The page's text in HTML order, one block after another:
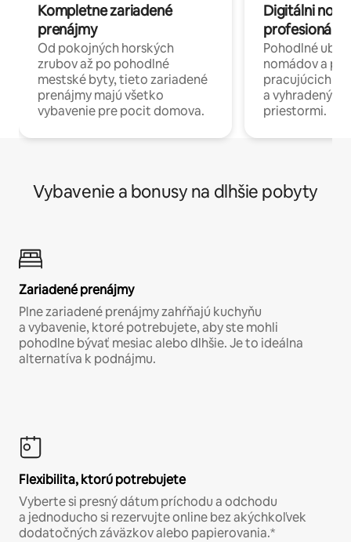
Kompletne zariadené
prenájmy
Od pokojných horských
zrubov až po pohodlné
mestské byty, tieto zariadené
prenájmy majú všetko
vybavenie pre pocit domova.
Digitálni
profesionáli
Pohodlné
nomádov a
pracujúcich
a
priestormi.
Vybavenie a bonusy na dlhšie pobyty
Zariadené prenájmy
Plne zariadené prenájmy zahŕňajú kuchyňu
a vybavenie, ktoré potrebujete, aby ste mohli
pohodlne bývať mesiac alebo dlhšie. Je to ideálna
alternatíva k podnájmu.
Flexibilita, ktorú potrebujete
Vyberte si presný dátum príchodu a odchodu
a jednoducho si rezervujte online bez akýchkoľvek
dodatočných záväzkov alebo papierovania.*